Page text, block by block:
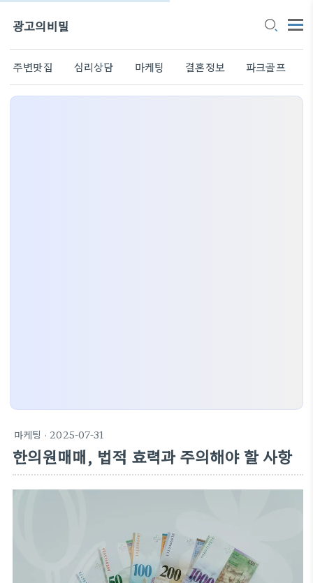
광고의비밀
주변맛집 심리상담 마케팅 결혼정보 파크골프
마케팅 · 2025-07-31
한의원매매, 법적 효력과 주의해야 할 사항